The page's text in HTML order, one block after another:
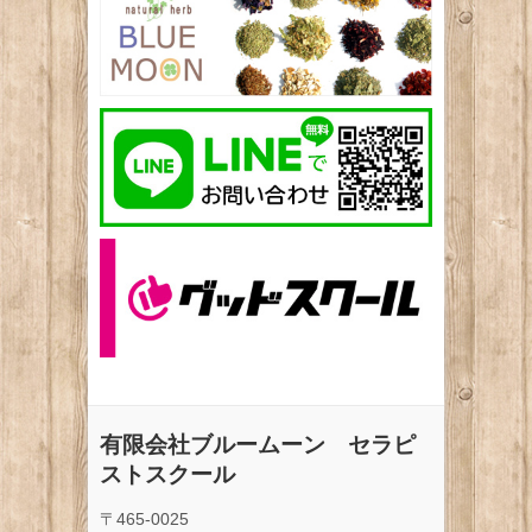
有限会社ブルームーン セラピ
ストスクール
〒465-0025